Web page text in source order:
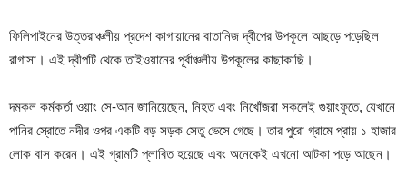
ফিলিপাইনের উত্তরাঞ্চলীয় প্রদেশ কাগায়ানের বাতানিজ দ্বীপের উপকূলে আছড়ে পড়েছিল
রাগাসা। এই দ্বীপটি থেকে তাইওয়ানের পূর্বাঞ্চলীয় উপকূলের কাছাকাছি।
দমকল কর্মকর্তা ওয়াং সে-আন জানিয়েছেন, নিহত এবং নিখোঁজরা সকলেই গুয়াংফুতে, যেখানে
পানির স্রোতে নদীর ওপর একটি বড় সড়ক সেতু ভেসে গেছে। তার পুরো গ্রামে প্রায় ১ হাজার
লোক বাস করেন। এই গ্রামটি প্লাবিত হয়েছে এবং অনেকেই এখনো আটকা পড়ে আছেন।